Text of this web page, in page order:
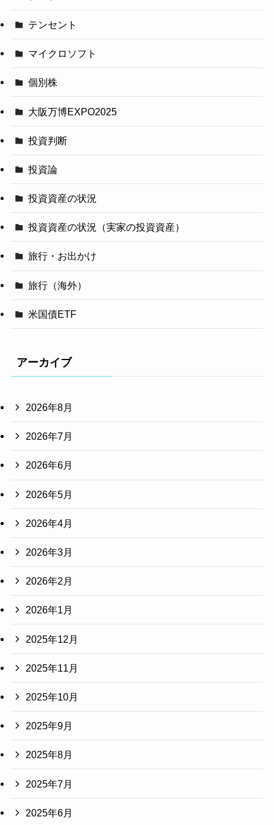
テンセント
マイクロソフト
個別株
大阪万博EXPO2025
投資判断
投資論
投資資産の状況
投資資産の状況（実家の投資資産）
旅行・お出かけ
旅行（海外）
米国債ETF
アーカイブ
2026年8月
2026年7月
2026年6月
2026年5月
2026年4月
2026年3月
2026年2月
2026年1月
2025年12月
2025年11月
2025年10月
2025年9月
2025年8月
2025年7月
2025年6月